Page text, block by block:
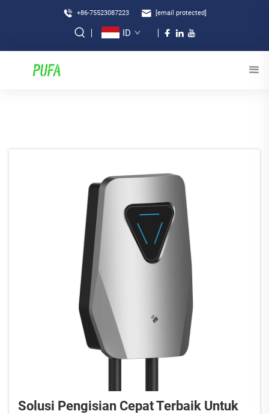
+86-75523087223 [email protected]
ID
Solusi Pengisian Cepat Terbaik Untuk